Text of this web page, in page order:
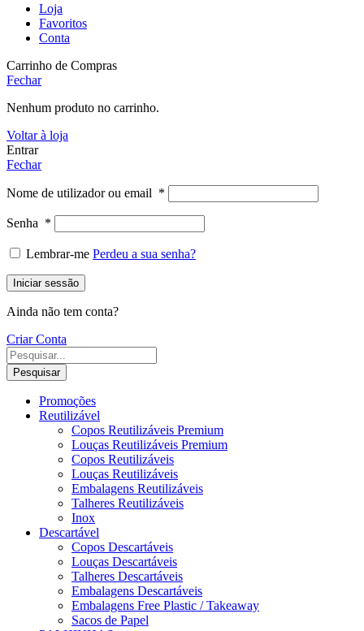
Loja
Favoritos
Conta
Carrinho de Compras
Fechar
Nenhum produto no carrinho.
Voltar à loja
Entrar
Fechar
Nome de utilizador ou email *
Senha *
Lembrar-me Perdeu a sua senha?
Iniciar sessão
Ainda não tem conta?
Criar Conta
Pesquisar
Promoções
Reutilizável
Copos Reutilizáveis Premium
Louças Reutilizáveis Premium
Copos Reutilizáveis
Louças Reutilizáveis
Embalagens Reutilizáveis
Talheres Reutilizáveis
Inox
Descartável
Copos Descartáveis
Louças Descartáveis
Talheres Descartáveis
Embalagens Descartáveis
Embalagens Free Plastic / Takeaway
Sacos de Papel